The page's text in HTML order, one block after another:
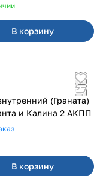
В корзину
(Граната)
Гранта и Калина 2 АКПП
В корзину